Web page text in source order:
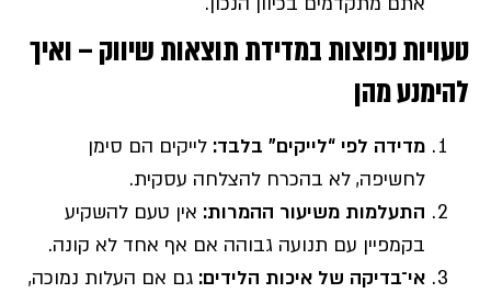
טעויות נפוצות במדידת תוצאות שיווק – ואיך
להימנע מהן
מדידה לפי “לייקים” בלבד: לייקים הם סימן
לחשיפה, לא בהכרח להצלחה עסקית.
התעלמות משיעור ההמרות: אין טעם להשקיע
בקמפיין עם תנועה גבוהה אם אף אחד לא קונה.
אי־בדיקה של איכות הלידים: גם אם העלות נמוכה,